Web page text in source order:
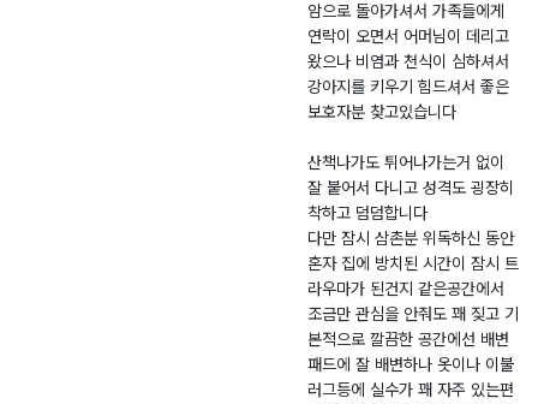
암으로 돌아가셔서 가족들에게
연락이 오면서 어머님이 데리고
왔으나 비염과 천식이 심하셔서
강아지를 키우기 힘드셔서 좋은
보호자분 찾고있습니다
산책나가도 튀어나가는거 없이
잘 붙어서 다니고 성격도 굉장히
착하고 덤덤합니다
다만 잠시 삼촌분 위독하신 동안
혼자 집에 방치된 시간이 잠시 트
라우마가 된건지 같은공간에서
조금만 관심을 안줘도 꽤 짖고 기
본적으로 깔끔한 공간에선 배변
패드에 잘 배변하나 옷이나 이불
러그등에 실수가 꽤 자주 있는편